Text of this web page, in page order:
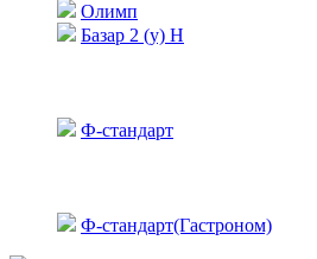
Олимп
Базар 2 (у) Н
Ф-стандарт
Ф-стандарт(Гастроном)